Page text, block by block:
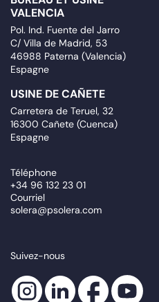
VALENCIA
Pol. Ind. Fuente del Jarro
C/ Villa de Madrid, 53
46988 Paterna (Valencia)
Espagne
USINE DE CAÑETE
Carretera de Teruel, 32
16300 Cañete (Cuenca)
Espagne
Téléphone
+34 96 132 23 01
Courriel
solera@psolera.com
Suivez-nous